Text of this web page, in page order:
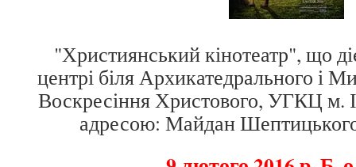
"Християнський кінотеатр", що
центрі біля Архикатедрального і
Воскресіння Христового, УГКЦ м.
адресою: Майдан